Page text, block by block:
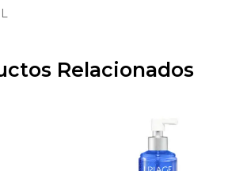
Relacionados